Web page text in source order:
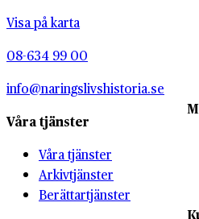
Visa på karta
08-634 99 00
info@naringslivshistoria.se
Våra tjänster
Våra tjänster
Arkivtjänster
Berättartjänster